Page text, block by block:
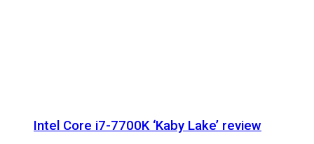
Intel Core i7-7700K ‘Kaby Lake’ review